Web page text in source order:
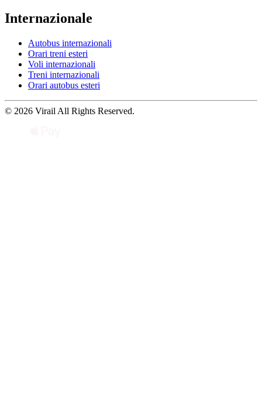
Internazionale
Autobus internazionali
Orari treni esteri
Voli internazionali
Treni internazionali
Orari autobus esteri
© 2026 Virail All Rights Reserved.